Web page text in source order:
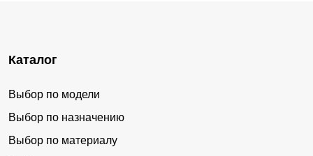
Каталог
Выбор по модели
Выбор по назначению
Выбор по материалу